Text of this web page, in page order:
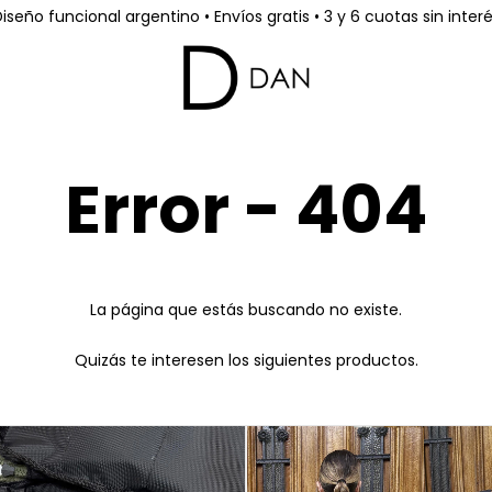
funcional argentino • Envíos gratis • 3 y 6 cuotas sin
Error - 404
La página que estás buscando no existe.
Quizás te interesen los siguientes productos.